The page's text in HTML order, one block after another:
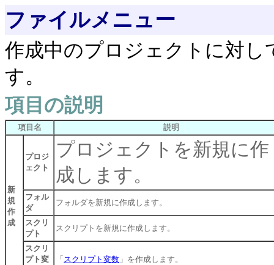
ファイルメニュー
作成中のプロジェクトに対
す。
項目の説明
項目名 説明
新
規
作
成
プロジ
ェクト
プロジェクトを新規に作
成します。
フォル
ダ
フォルダを新規に作成します。
スクリ
プト
スクリプトを新規に作成します。
スクリ
プト変
「 スクリプト変数 」を作成します。